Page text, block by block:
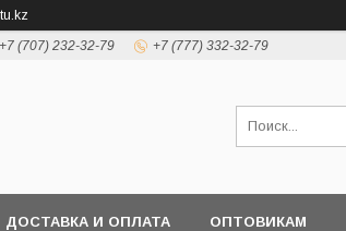
+7 (707) 232-32-79 +7 (777) 332-32-79
ДОСТАВКА И ОПЛАТА ОПТОВИКАМ